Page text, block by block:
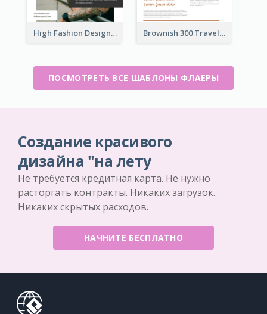
High Fashion Designer Flyer Brownish 300 Traveling to Dessert Flyer
ПОСМОТРЕТЬ ВСЕ ШАБЛОНЫ ФЛАЕРЫ
Создание красивого
дизайна "на лету
Не требуется кредитная карта. Не нужно
расторгать контракты. Никаких загрузок.
Никаких скрытых расходов.
НАЧНИТЕ БЕСПЛАТНО